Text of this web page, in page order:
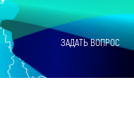
ЗАДАТЬ ВОПРОС